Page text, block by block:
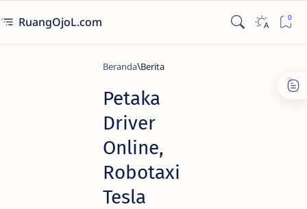
RuangOjoL.com
Beranda Berita
Petaka
Driver
Online,
Robotaxi
Tesla